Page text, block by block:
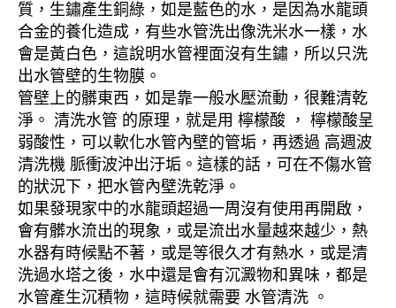
質，生鏽產生銅綠，如是藍色的水，是因為水龍頭
合金的養化造成，有些水管洗出像洗米水一樣，水
會是黃白色，這說明水管裡面沒有生鏽，所以只洗
出水管壁的生物膜。
管壁上的髒東西，如是靠一般水壓流動，很難清乾
淨。 清洗水管 的原理，就是用 檸檬酸 ， 檸檬酸呈
弱酸性，可以軟化水管內壁的管垢，再透過 高週波
清洗機 脈衝波沖出汙垢。這樣的話，可在不傷水管
的狀況下，把水管內壁洗乾淨。
如果發現家中的水龍頭超過一周沒有使用再開啟，
會有髒水流出的現象，或是流出水量越來越少，熱
水器有時候點不著，或是等很久才有熱水，或是清
洗過水塔之後，水中還是會有沉澱物和異味，都是
水管產生沉積物，這時候就需要 水管清洗 。